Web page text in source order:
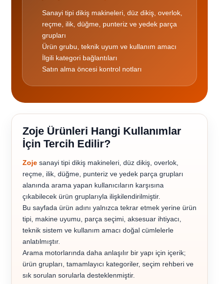
Sanayi tipi dikiş makineleri, düz dikiş, overlok,
reçme, ilik, düğme, punteriz ve yedek parça
grupları
Ürün grubu, teknik uyum ve kullanım amacı
İlgili kategori bağlantıları
Satın alma öncesi kontrol notları
Zoje Ürünleri Hangi Kullanımlar
İçin Tercih Edilir?
Zojesanayi tipi dikiş makineleri, düz dikiş, overlok,
reçme, ilik, düğme, punteriz ve yedek parça grupları
alanında arama yapan kullanıcıların karşısına
çıkabilecek ürün gruplarıyla ilişkilendirilmiştir.
Bu sayfada ürün adını yalnızca tekrar etmek yerine ürün
tipi, makine uyumu, parça seçimi, aksesuar ihtiyacı,
teknik sistem ve kullanım amacı doğal cümlelerle
anlatılmıştır.
Arama motorlarında daha anlaşılır bir yapı için içerik;
ürün grupları, tamamlayıcı kategoriler, seçim rehberi ve
sık sorulan sorularla desteklenmiştir.